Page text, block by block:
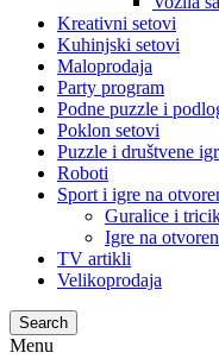
Kreativni setovi
Kuhinjski setovi
Maloprodaja
Party program
Podne puzzle i
Poklon setovi
Puzzle i društvene
Roboti
Sport i igre na
Guralice i
Igre na
TV artikli
Velikoprodaja
Search
Menu